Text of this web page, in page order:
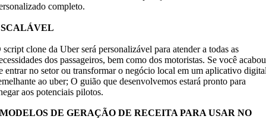
completo.
script clone da Uber será personalizável para atender a todas as
dos passageiros, bem como dos motoristas. Se você acabou
entrar no setor ou transformar o negócio local em um aplicativo
ao uber; O guião que desenvolvemos estará pronto para
aos potenciais pilotos.
MODELOS DE GERAÇÃO DE RECEITA PARA USAR NO